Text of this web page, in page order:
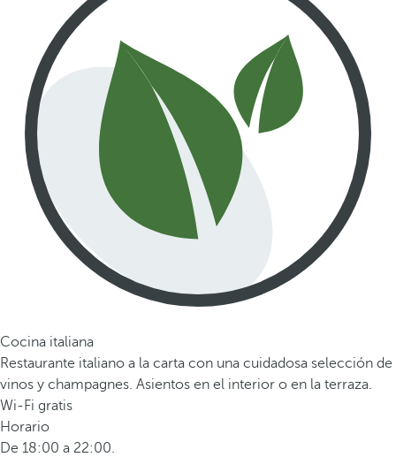
Cocina italiana
Restaurante italiano a la carta con una cuidadosa selección de
vinos y champagnes. Asientos en el interior o en la terraza.
Wi-Fi gratis
Horario
De 18:00 a 22:00.